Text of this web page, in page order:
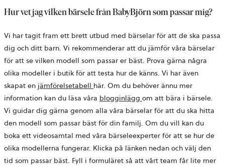
Hur vet jag vilken bärsele från BabyBjörn som passar mig?
Vi har tagit fram ett brett utbud med bärselar för att de ska passa
dig och ditt barn. Vi rekommenderar att du jämför våra bärselar
för att se vilken modell som passar er bäst. Prova gärna några
olika modeller i butik för att testa hur de känns. Vi har även
skapat en jämförelsetabell här. Om du behöver ännu mer
information kan du läsa våra blogginlägg om att bära i bärsele.
Vi guidar dig gärna genom alla våra bärselar för att du ska hitta
den modell som passar bäst för din familj. Om du vill kan du
boka ett videosamtal med våra bärseleexperter för att se hur de
olika modellerna fungerar. Klicka på länken nedan och välj den
tid som passar bäst. Fyll i formuläret så att vårt team får lite mer